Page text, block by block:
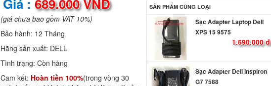
Giá : 689.000 VND
(giá chưa bao gồm VAT 10%)
Bảo hành: 12 Tháng
Hãng sản xuất: DELL
Tình trạng: Còn hàng
Cam kết: Hoàn tiền 100%(trong vòng 30
SẢN PHẨM CÙNG LOẠI
Sạc Adapter Laptop Dell
XPS 15 9575
1.690.000 đ
Sạc Adapter Dell Inspiron
G7 7588